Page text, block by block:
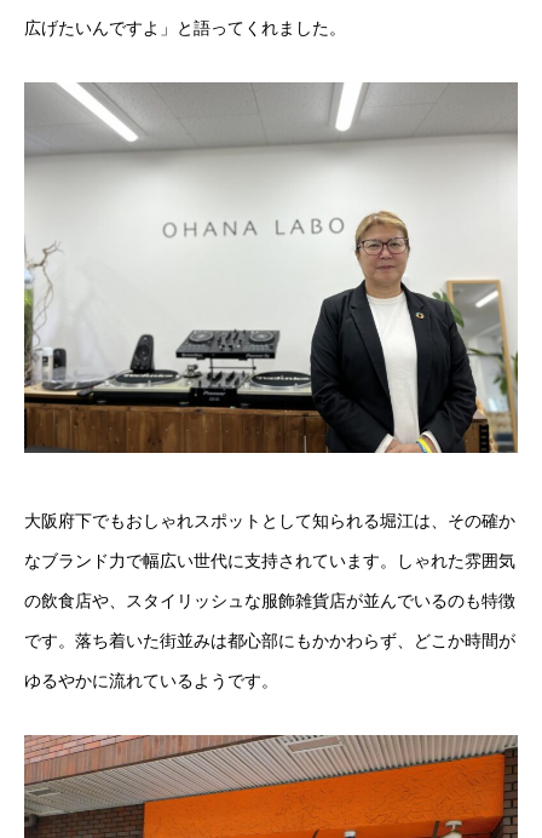
広げたいんですよ」と語ってくれました。
大阪府下でもおしゃれスポットとして知られる堀江は、その確か
なブランド力で幅広い世代に支持されています。しゃれた雰囲気
の飲食店や、スタイリッシュな服飾雑貨店が並んでいるのも特徴
です。落ち着いた街並みは都心部にもかかわらず、どこか時間が
ゆるやかに流れているようです。